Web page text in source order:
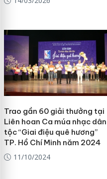
Trao gần 60 giải thưởng tại
Liên hoan Ca múa nhạc dân
tộc “Giai điệu quê hương”
TP. Hồ Chí Minh năm 2024
11/10/2024